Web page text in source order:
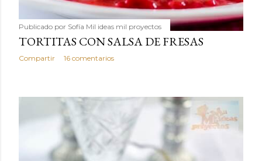
Publicado por Sofía Mil ideas mil proyectos
TORTITAS CON SALSA DE FRESAS
Compartir 16 comentarios